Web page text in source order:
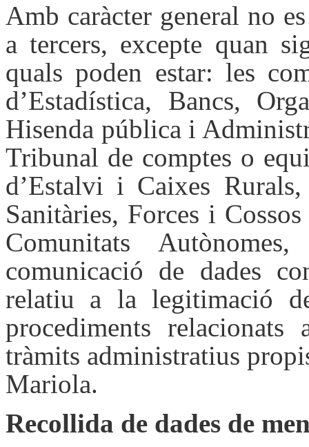
Amb caràcter general no
a tercers, excepte quan
quals poden estar: les
d’Estadística, Bancs,
Hisenda pública i
Tribunal de comptes o
d’Estalvi i Caixes
Sanitàries, Forces i
Comunitats
comunicació de dades
relatiu a la legitimació
procediments relacionats
tràmits administratius
Mariola.
Recollida de dades de